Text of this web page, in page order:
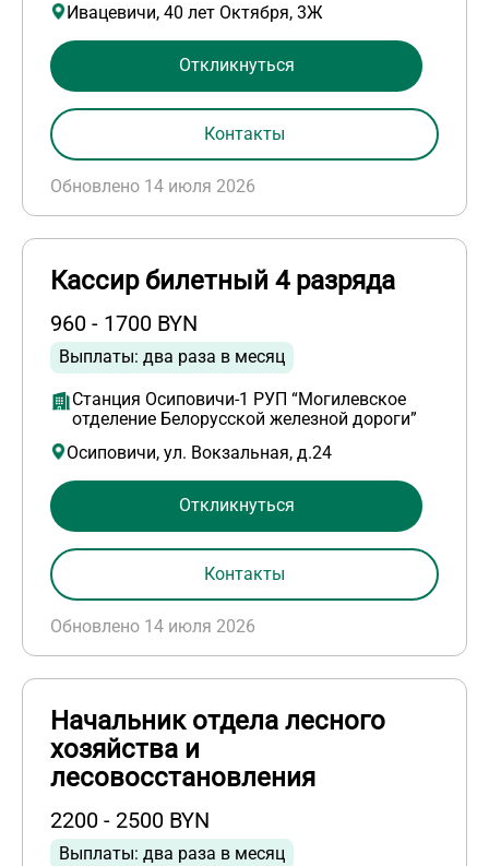
Ивацевичи, 40 лет Октября, 3Ж
Обновлено 14 июля 2026
Откликнуться
Контакты
Кассир билетный 4 разряда
960 - 1700 BYN
Выплаты: два раза в месяц
Станция Осиповичи-1 РУП “Могилевское
отделение Белорусской железной дороги”
Осиповичи, ул. Вокзальная, д.24
Обновлено 14 июля 2026
Откликнуться
Контакты
Начальник отдела лесного
хозяйства и
лесовосстановления
2200 - 2500 BYN
Выплаты: два раза в месяц